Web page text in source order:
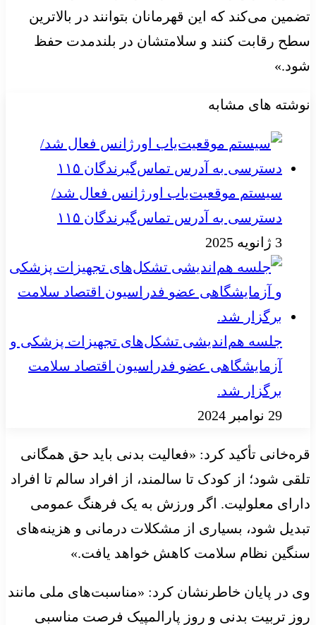
تضمین می‌کند که این قهرمانان بتوانند در بالاترین
سطح رقابت کنند و سلامتشان در بلندمدت حفظ
شود.»
نوشته های مشابه
سیستم موقعیت‌یاب اورژانس فعال شد/
دسترسی به آدرس تماس‌گیرندگان ۱۱۵
3 ژانویه 2025
جلسه هم‌اندیشی تشکل‌های تجهیزات پزشکی و
آزمایشگاهی عضو فدراسیون اقتصاد سلامت
برگزار شد.
29 نوامبر 2024
قره‌خانی تأکید کرد: «فعالیت بدنی باید حق همگانی
تلقی شود؛ از کودک تا سالمند، از افراد سالم تا افراد
دارای معلولیت. اگر ورزش به یک فرهنگ عمومی
تبدیل شود، بسیاری از مشکلات درمانی و هزینه‌های
سنگین نظام سلامت کاهش خواهد یافت.»
وی در پایان خاطرنشان کرد: «مناسبت‌های ملی مانند
روز تربیت بدنی و روز پارالمپیک فرصت مناسبی